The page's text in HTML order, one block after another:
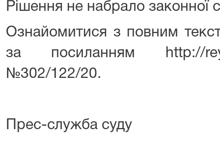
Рішення не набрало законної
Ознайомитися з повним
за посиланням http://
№302/122/20.
Прес-служба суду